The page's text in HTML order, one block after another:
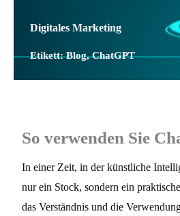
Digitales Marketing
Etikett:Blog,ChatGPT
So verwenden Sie
In einer Zeit, in der künstliche
nur ein Stock, sondern ein
das Verständnis und die